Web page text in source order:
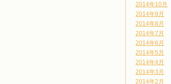
2014年10月
2014年9月
2014年8月
2014年7月
2014年6月
2014年5月
2014年4月
2014年3月
2014年2月